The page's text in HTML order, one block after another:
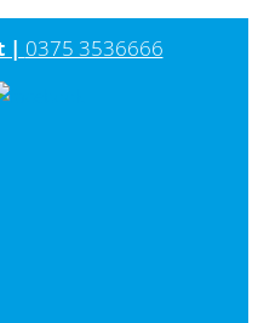
| 0375 3536666